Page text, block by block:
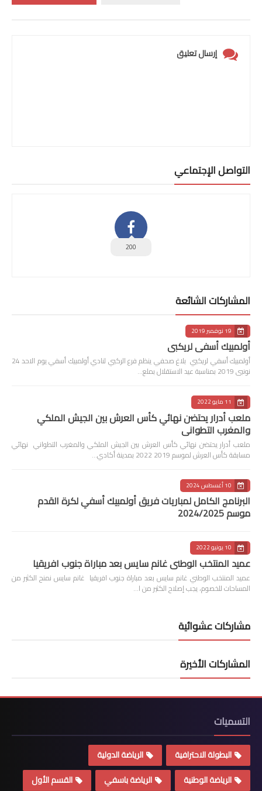
إرسال تعليق
التواصل الإجتماعي
200
المشاركات الشائعة
19 نوفمبر 2019
أولمبيك أسفي لريكبي
أولمبيك أسفي لريكبي بلاغ صحفي ينظم فرع الركبي لنادي أولمبيك أسفي يوم الاحد 24
نونبى 2019 بمناسبة عيد الاستقلال بملع…
11 مايو 2022
ملعب أدرار يحتضن نهائي كأس العرش بين الجيش الملكي
والمغرب التطواني
ملعب أدرار يحتضن نهائي كأس العرش بين الجيش الملكي والمغرب التطواني نهائي
مسابقة كأس العرش لموسم 2019 2022 بمدينة أكادي…
10 أغسطس 2024
البرنامج الكامل لمباريات فريق أولمبيك أسفي لكرة القدم
موسم 2024/2025
10 يونيو 2022
عميد المنتخب الوطني غانم سايس بعد مباراة جنوب افريقيا
عميد المنتخب الوطني غانم سايس بعد مباراة جنوب افريقيا غانم سايس نمنح الكثير من
المساحات للخصوم، يجب إصلاح الكثير من ا…
مشاركات عشوائية
المشاركات الأخيرة
التسميات
البطولة الاحترافية
الرياضة الدولية
الرياضة الوطنية
الرياضة باسفي
القسم الأول